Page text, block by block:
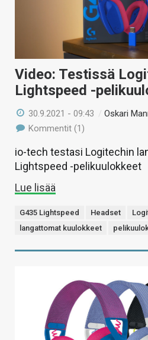
Video: Testissä
Lightspeed -
30.9.2021 - 09:43 /Oskari
Kommentit (1)
io-tech testasi Logitechin
Lightspeed -pelikuulokkeet
Lue lisää
G435 Lightspeed Headset
langattomat kuulokkeet